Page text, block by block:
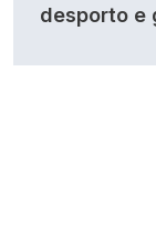
desporto e